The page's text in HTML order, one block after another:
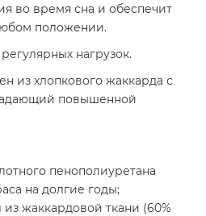
во время сна и обеспечит
положении.
нагрузок.
из хлопкового жаккарда с
повышенной
пенополиуретана
на долгие годы;
из жаккардовой ткани (60%